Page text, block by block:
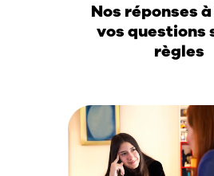
Nos réponses
vos questions
règles